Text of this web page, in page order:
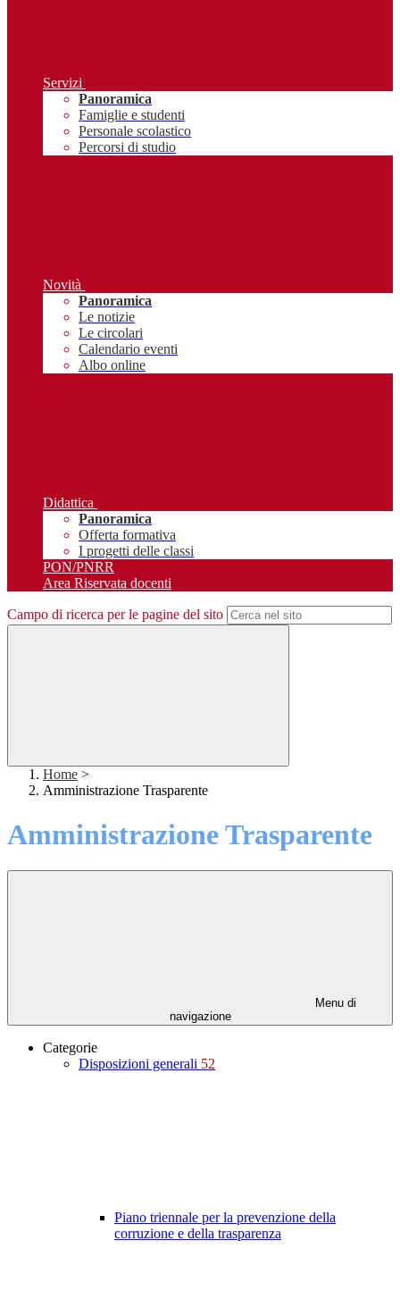
Servizi
Panoramica
Famiglie e studenti
Personale scolastico
Percorsi di studio
Novità
Panoramica
Le notizie
Le circolari
Calendario eventi
Albo online
Didattica
Panoramica
Offerta formativa
I progetti delle classi
PON/PNRR
Area Riservata docenti
Campo di ricerca per le pagine del sito
Home >
Amministrazione Trasparente
Amministrazione Trasparente
Menu di
navigazione
Categorie
Disposizioni generali 52
Piano triennale per la prevenzione della
corruzione e della trasparenza